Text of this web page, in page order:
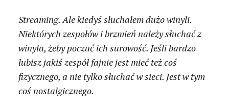
Streaming. Ale kiedyś słuchałem dużo winyli.
Niektórych zespołów i brzmień należy słuchać z
winyla, żeby poczuć ich surowość. Jeśli bardzo
lubisz jakiś zespół fajnie jest mieć też coś
fizycznego, a nie tylko słuchać w sieci. Jest w tym
coś nostalgicznego.